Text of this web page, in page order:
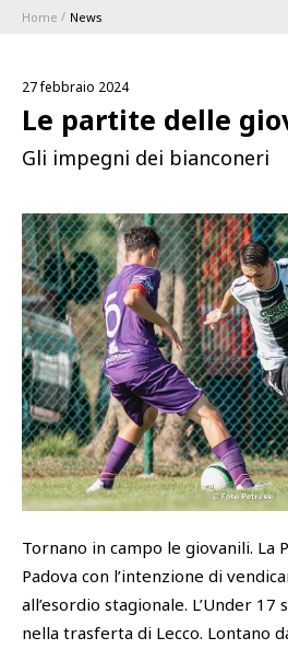
1896 MEMBERSHIP
STAGIONE
Serie A
Coppa Italia
Calendari e Risultati
Classifiche
CLUB
BLUENERGY
MEETING
SPONSOR
SQUADRE
SHOP
Home News
27 febbraio 2024
Le partite delle
Gli impegni dei bianconeri
Tornano in campo le giovanili. La
Padova con l’intenzione di
all’esordio stagionale. L’Under
nella trasferta di Lecco. Lontano